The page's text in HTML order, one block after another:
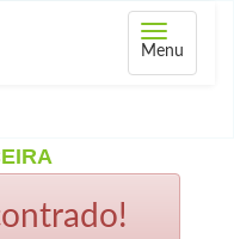
Abrir
menu
Menu